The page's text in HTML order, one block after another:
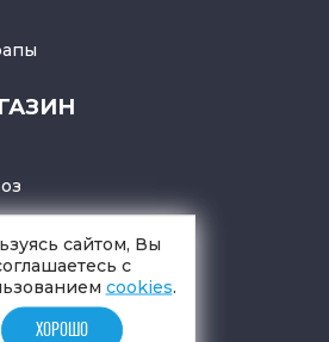
сайтом, Вы
с
cookies.
ХОРОШО